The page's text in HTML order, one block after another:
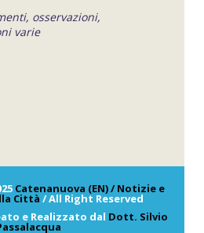
osservazioni,
varie
Catenanuova (EN) / Notizie e
Città / All Right Reserved
e Realizzato dal Dott. Silvio